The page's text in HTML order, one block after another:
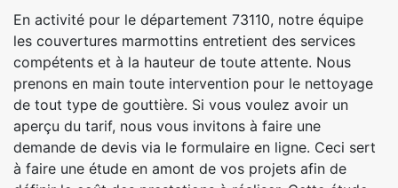
En activité pour le département 73110, notre équipe
les couvertures marmottins entretient des services
compétents et à la hauteur de toute attente. Nous
prenons en main toute intervention pour le nettoyage
de tout type de gouttière. Si vous voulez avoir un
aperçu du tarif, nous vous invitons à faire une
demande de devis via le formulaire en ligne. Ceci sert
à faire une étude en amont de vos projets afin de